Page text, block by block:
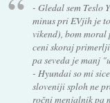
- Gledal sem Teslo
minus pri EVjih je
vikend), bom
ceni skoraj
pa seveda je manj
- Hyundai so mi
sloveniji sploh ne
ročni menjalnik pa